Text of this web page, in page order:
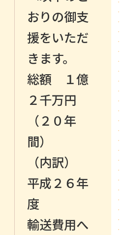
おりの御支
援をいただ
きます。
総額 １億
２千万円
（２０年
間）
（内訳）
平成２６年
度
輸送費用へ